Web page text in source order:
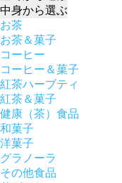
中身から選ぶ
お茶
お茶＆菓子
コーヒー
コーヒー＆菓子
紅茶ハーブティ
紅茶＆菓子
健康（茶）食品
和菓子
洋菓子
グラノーラ
その他食品